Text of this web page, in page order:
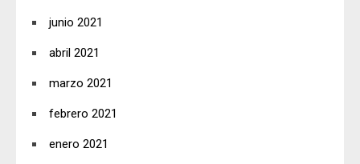
junio 2021
abril 2021
marzo 2021
febrero 2021
enero 2021